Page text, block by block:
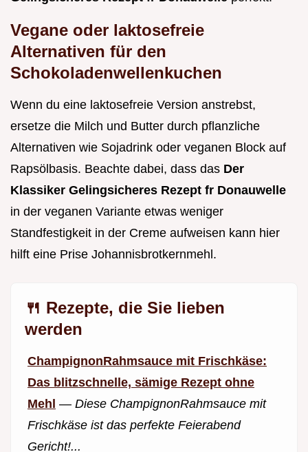
Vegane oder laktosefreie
Alternativen für den
Schokoladenwellenkuchen
Wenn du eine laktosefreie Version anstrebst,
ersetze die Milch und Butter durch pflanzliche
Alternativen wie Sojadrink oder veganen Block auf
Rapsölbasis. Beachte dabei, dass das Der
Klassiker Gelingsicheres Rezept fr Donauwelle
in der veganen Variante etwas weniger
Standfestigkeit in der Creme aufweisen kann hier
hilft eine Prise Johannisbrotkernmehl.
🍴 Rezepte, die Sie lieben
werden
ChampignonRahmsauce mit Frischkäse:
Das blitzschnelle, sämige Rezept ohne
Mehl — Diese ChampignonRahmsauce mit
Frischkäse ist das perfekte Feierabend
Gericht!...